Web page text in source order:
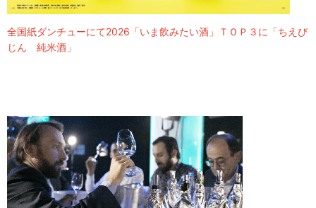
全国紙ダンチューにて2026「いま飲みたい酒」ＴＯＰ３に「ちえび
じん 純米酒」